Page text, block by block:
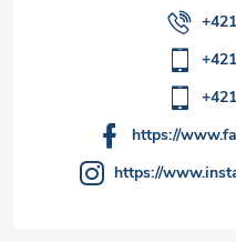
https://
https://